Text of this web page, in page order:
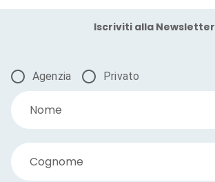
Iscriviti alla Newsletter
Agenzia Privato
Nome
Cognome